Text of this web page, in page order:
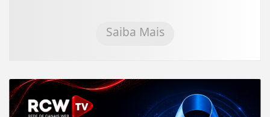
Saiba Mais